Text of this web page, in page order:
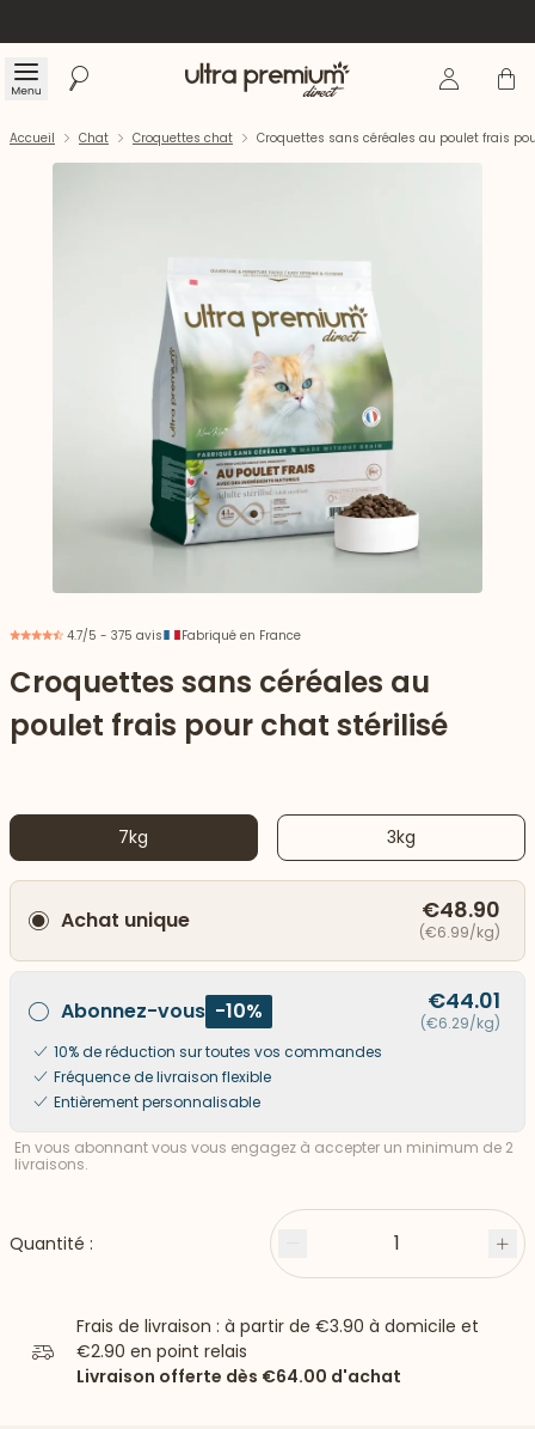
Menu Rechercher Accueil Se Panier
vers le bas
Accueil Chat Croquettes chat Croquettes sans céréales au poulet frais
4.7/5 - 375 avis Fabriqué en France
Croquettes sans céréales au
poulet frais pour chat stérilisé
7kg 3kg
Achat unique €48.90
(€6.99/kg)
Abonnez-vous -10% €44.01
(€6.29/kg)
10% de réduction sur toutes vos commandes
Fréquence de livraison flexible
Entièrement personnalisable
En vous abonnant vous vous engagez à accepter un minimum de 2
livraisons.
Quantité : Moins 1
Frais de livraison : à partir de €3.90 à domicile et
€2.90 en point relais
Livraison offerte dès €64.00 d'achat